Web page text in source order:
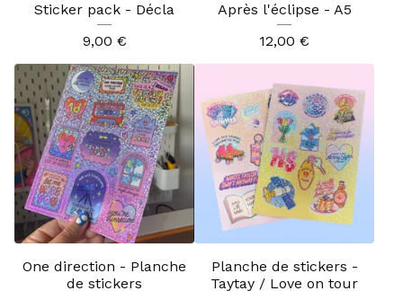
Sticker pack - Décla
9,00 €
Après l'éclipse - A5
12,00 €
One direction - Planche
de stickers
Planche de stickers -
Taytay / Love on tour